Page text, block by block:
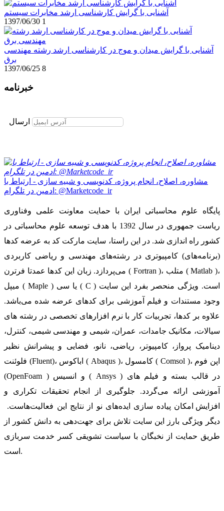
آشنایی با گرایش کارشناسی ارشد مخابرات سیستم
1397/06/30 1
آشنایی با گرایش میدان و موج در کارشناسی ارشد رشته مهندسی
برق
1397/06/25 8
خبرنامه
ارسال
مشاوره، اصلاح، انجام پروژه، کدنویسی و شبیه سازی - ارتباط با
ادمین در تلگرام: @Marketcode_ir
پایگاه علوم محاسباتی ایران با حمایت معاونت علمی وفناوری
ریاست جمهوری در سال 1392 با هدف توسعه علوم محاسباتی در
کشور راه اندازی شد. در این راستا، سایت مارکت کد به عرضه کدها
(برنامه‌های) کامپیوتری در رشته‌های مهندسی و ریاضی کاربردی
می‌پردازد. زبان این کدها عمدتا فرترن ( Fortran )، متلب ( Matlab )،
میپل ( Maple ) یا سی ( C ) است. ویژگی منحصر بفرد این سایت
وجود مستندات و فیلم آموزشی برای کدهای عرضه شده می‌باشد.
علاوه بر کدها، تجربیات کار با نرم افزارهای تخصصی در رشته های
سیالات، مکانیک جامدات، عمران، شیمی و مهندسی شیمی، کنترل،
دینامیک پرواز، کامپیوتر، ریاضی، نانو، فضایی و پیشرانش نظیر
فلوئنت (Fluent)، اباکوس ( Abaqus )، کامسول ( Comsol )، اپن فوم
(OpenFoam ) و انسیس ( Ansys ) در قالب بسته‌ و فیلم های
آموزشی ارائه می‌گردد. جلوگیری از انجام تحقیقات تکراری و
افزایش امکان پیاده سازی ایده‌های نو از نتایج این فعالیت‌هاست.
دیگر ویژگی بارز این سایت تلاش برای جهت‌دهی به دانش کشور از
طریق حمایت از نخبگان با سیاست تشویقی کسر خدمت سربازی
است.